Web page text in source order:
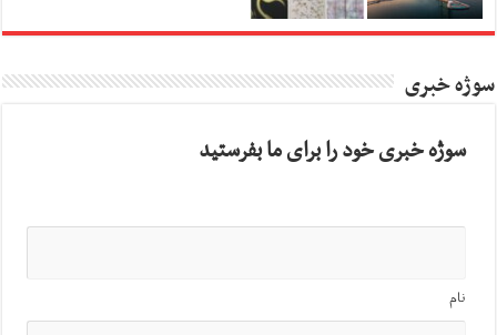
سوژه خبری
سوژه خبری خود را برای ما بفرستید
نام